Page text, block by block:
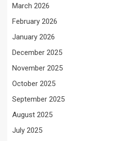
March 2026
February 2026
January 2026
December 2025
November 2025
October 2025
September 2025
August 2025
July 2025